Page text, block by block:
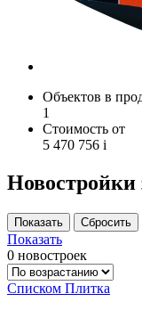
Объектов в
1
Стоимость от
5 470 756 i
Показать
0 новостроек
Списком Плитка